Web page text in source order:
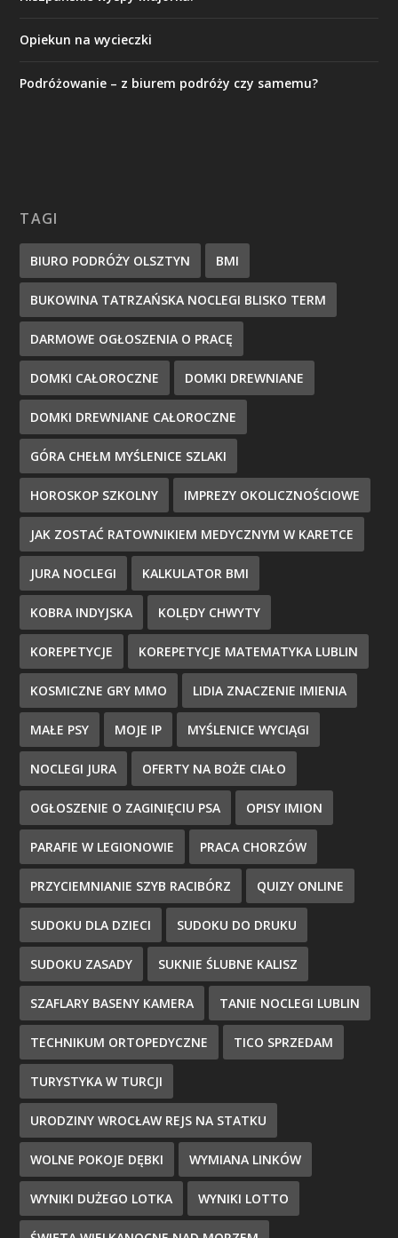
Opiekun na wycieczki
Podróżowanie – z biurem podróży czy samemu?
TAGI
BIURO PODRÓŻY OLSZTYN BMI
BUKOWINA TATRZAŃSKA NOCLEGI BLISKO TERM
DARMOWE OGŁOSZENIA O PRACĘ
DOMKI CAŁOROCZNE DOMKI DREWNIANE
DOMKI DREWNIANE CAŁOROCZNE
GÓRA CHEŁM MYŚLENICE SZLAKI
HOROSKOP SZKOLNY IMPREZY OKOLICZNOŚCIOWE
JAK ZOSTAĆ RATOWNIKIEM MEDYCZNYM W KARETCE
JURA NOCLEGI KALKULATOR BMI
KOBRA INDYJSKA KOLĘDY CHWYTY
KOREPETYCJE KOREPETYCJE MATEMATYKA LUBLIN
KOSMICZNE GRY MMO LIDIA ZNACZENIE IMIENIA
MAŁE PSY MOJE IP MYŚLENICE WYCIĄGI
NOCLEGI JURA OFERTY NA BOŻE CIAŁO
OGŁOSZENIE O ZAGINIĘCIU PSA OPISY IMION
PARAFIE W LEGIONOWIE PRACA CHORZÓW
PRZYCIEMNIANIE SZYB RACIBÓRZ QUIZY ONLINE
SUDOKU DLA DZIECI SUDOKU DO DRUKU
SUDOKU ZASADY SUKNIE ŚLUBNE KALISZ
SZAFLARY BASENY KAMERA TANIE NOCLEGI LUBLIN
TECHNIKUM ORTOPEDYCZNE TICO SPRZEDAM
TURYSTYKA W TURCJI
URODZINY WROCŁAW REJS NA STATKU
WOLNE POKOJE DĘBKI WYMIANA LINKÓW
WYNIKI DUŻEGO LOTKA WYNIKI LOTTO